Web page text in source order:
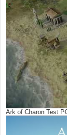
Ark of Charon Test